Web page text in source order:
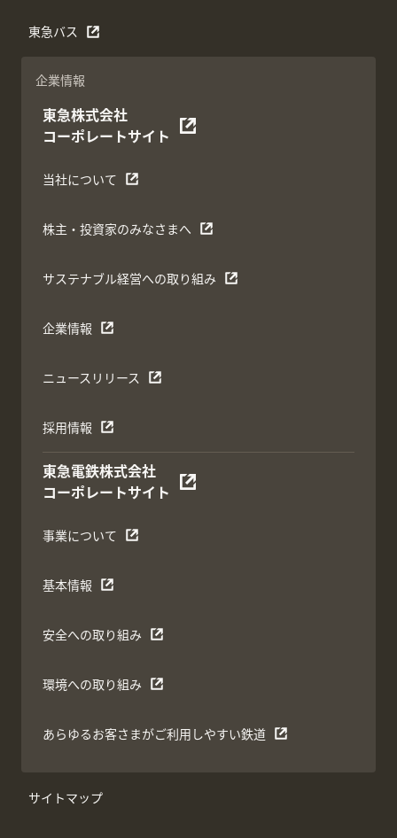
東急バス
企業情報
東急株式会社
コーポレートサイト
当社について
株主・投資家のみなさまへ
サステナブル経営への取り組み
企業情報
ニュースリリース
採用情報
東急電鉄株式会社
コーポレートサイト
事業について
基本情報
安全への取り組み
環境への取り組み
あらゆるお客さまがご利用しやすい鉄道
サイトマップ